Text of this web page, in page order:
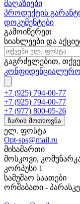
მაღაზიები
პროდუქტის
დოკუმენტები
გამოიწერეთ
სიახლეები და
გაგრძელებით,
+7 (925) 794-00-77
+7 (925) 794-00-77
+7 (977) 800-05-26
ზარის მოთხოვნა
ელ. ფოსტა
Opt-sps@mail.ru
მისამართი
მოსკოვი,
კორპუსი 1
სამუშაო საათები
ორშაბათი -